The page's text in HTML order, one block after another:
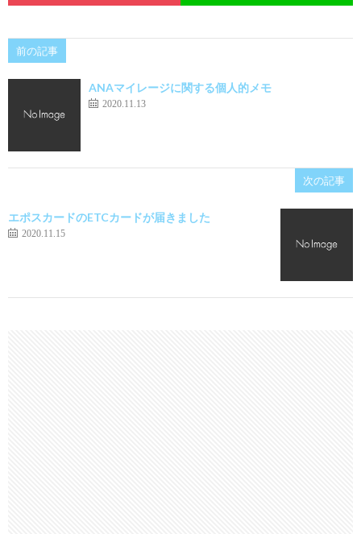
前の記事
ANAマイレージに関する個人的メモ
2020.11.13
次の記事
エポスカードのETCカードが届きました
2020.11.15